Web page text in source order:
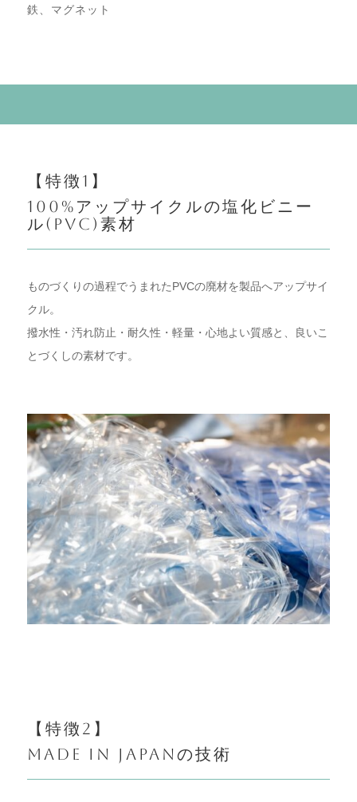
鉄、マグネット
【特徴1】
100% アップサイクルの塩化ビニー
ル(PVC) 素材
ものづくりの過程でうまれたPVCの廃材を製品へアップサイ
クル。
撥水性・汚れ防止・耐久性・軽量・心地よい質感と、良いこ
とづくしの素材です。
【特徴2】
MADE IN JAPANの技術